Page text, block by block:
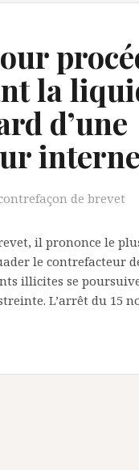
la
d’une
de brevet
il prononce le
le contrefacteur
illicites se
L’arrêt du 15